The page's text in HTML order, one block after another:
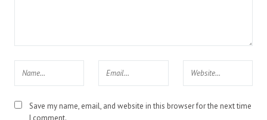
Save my name, email, and website in this browser for the next time